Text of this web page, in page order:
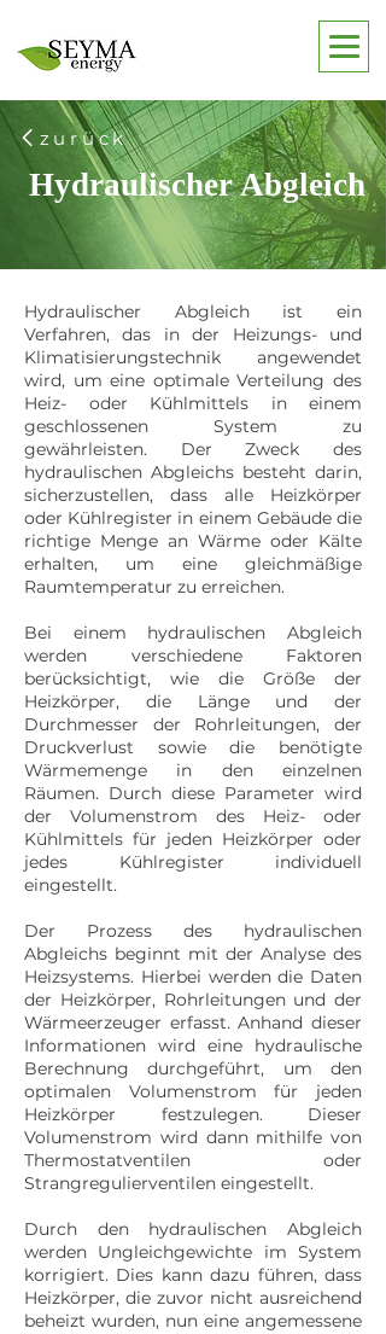
zurück
Hydraulischer Abgleich
Hydraulischer Abgleich ist ein
Verfahren, das in der Heizungs- und
Klimatisierungstechnik angewendet
wird, um eine optimale Verteilung des
Heiz- oder Kühlmittels in einem
geschlossenen System zu
gewährleisten. Der Zweck des
hydraulischen Abgleichs besteht darin,
sicherzustellen, dass alle Heizkörper
oder Kühlregister in einem Gebäude die
richtige Menge an Wärme oder Kälte
erhalten, um eine gleichmäßige
Raumtemperatur zu erreichen.
Bei einem hydraulischen Abgleich
werden verschiedene Faktoren
berücksichtigt, wie die Größe der
Heizkörper, die Länge und der
Durchmesser der Rohrleitungen, der
Druckverlust sowie die benötigte
Wärmemenge in den einzelnen
Räumen. Durch diese Parameter wird
der Volumenstrom des Heiz- oder
Kühlmittels für jeden Heizkörper oder
jedes Kühlregister individuell
eingestellt.
Der Prozess des hydraulischen
Abgleichs beginnt mit der Analyse des
Heizsystems. Hierbei werden die Daten
der Heizkörper, Rohrleitungen und der
Wärmeerzeuger erfasst. Anhand dieser
Informationen wird eine hydraulische
Berechnung durchgeführt, um den
optimalen Volumenstrom für jeden
Heizkörper festzulegen. Dieser
Volumenstrom wird dann mithilfe von
Thermostatventilen oder
Strangregulierventilen eingestellt.
Durch den hydraulischen Abgleich
werden Ungleichgewichte im System
korrigiert. Dies kann dazu führen, dass
Heizkörper, die zuvor nicht ausreichend
beheizt wurden, nun eine angemessene